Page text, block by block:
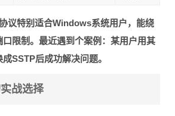
议特别适合Windows系统用户，能绕
限制。最近遇到个案例：某用户用其
SSTP后成功解决问题。
战选择